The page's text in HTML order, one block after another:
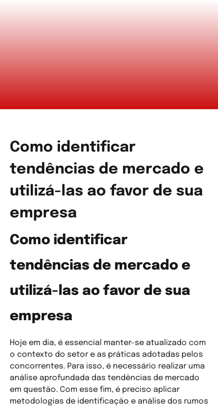
Como identificar
tendências de mercado e
utilizá-las ao favor de sua
empresa
Como identificar
tendências de mercado e
utilizá-las ao favor de sua
empresa
Hoje em dia, é essencial manter-se atualizado com
o contexto do setor e as práticas adotadas pelos
concorrentes. Para isso, é necessário realizar uma
análise aprofundada das tendências de mercado
em questão. Com esse fim, é preciso aplicar
metodologias de identificação e análise dos rumos